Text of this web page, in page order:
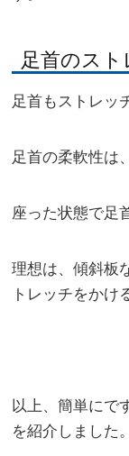
足首のス
足首もストレッ
足首の柔軟性は
座った状態で足
理想は、傾斜板
トレッチをかけ
以上、簡単にで
を紹介しました。